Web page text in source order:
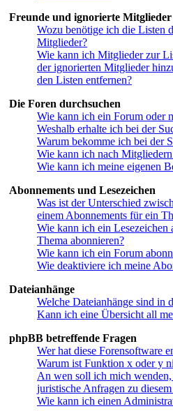
Freunde und ignorierte Mitglieder
Wozu benötige ich die Listen
Mitglieder?
Wie kann ich Mitglieder zur
der ignorierten Mitglieder
den Listen entfernen?
Die Foren durchsuchen
Wie kann ich ein Forum oder
Weshalb erhalte ich bei der
Warum bekomme ich bei der
Wie kann ich nach Mitgliedern
Wie kann ich meine eigenen
Abonnements und Lesezeichen
Was ist der Unterschied
einem Abonnements für ein
Wie kann ich ein Lesezeichen
Thema abonnieren?
Wie kann ich ein Forum
Wie deaktiviere ich meine
Dateianhänge
Welche Dateianhänge sind in
Kann ich eine Übersicht all
phpBB betreffende Fragen
Wer hat diese Forensoftware
Warum ist Funktion x oder y
An wen soll ich mich
juristische Anfragen zu
Wie kann ich einen